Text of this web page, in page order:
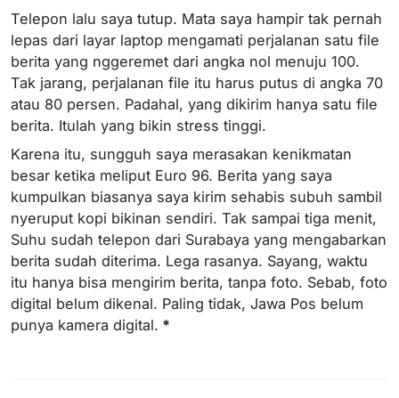
Telepon lalu saya tutup. Mata saya hampir tak pernah
lepas dari layar laptop mengamati perjalanan satu file
berita yang nggeremet dari angka nol menuju 100.
Tak jarang, perjalanan file itu harus putus di angka 70
atau 80 persen. Padahal, yang dikirim hanya satu file
berita. Itulah yang bikin stress tinggi.
Karena itu, sungguh saya merasakan kenikmatan
besar ketika meliput Euro 96. Berita yang saya
kumpulkan biasanya saya kirim sehabis subuh sambil
nyeruput kopi bikinan sendiri. Tak sampai tiga menit,
Suhu sudah telepon dari Surabaya yang mengabarkan
berita sudah diterima. Lega rasanya. Sayang, waktu
itu hanya bisa mengirim berita, tanpa foto. Sebab, foto
digital belum dikenal. Paling tidak, Jawa Pos belum
punya kamera digital. *